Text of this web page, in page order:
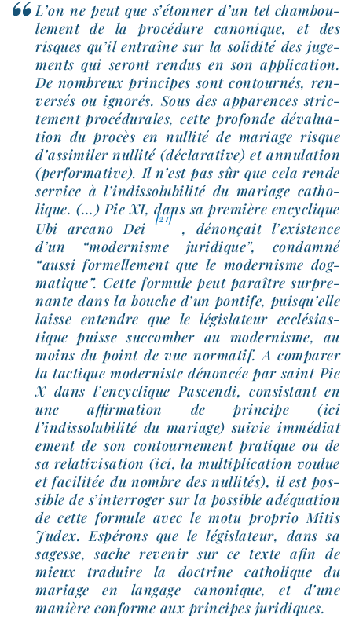
L’on ne peut que s’étonner d’un tel cham­bou­
le­ment de la pro­cé­dure cano­nique, et des
risques qu’il entraîne sur la soli­di­té des juge­
ments qui seront ren­dus en son appli­ca­tion.
De nom­breux prin­cipes sont contour­nés, ren­
ver­sés ou igno­rés. Sous des appa­rences stric­
te­ment pro­cé­du­rales, cette pro­fonde déva­lua­
tion du pro­cès en nul­li­té de mariage risque
d’assimiler nul­li­té (décla­ra­tive) et annu­la­tion
(per­for­ma­tive). Il n’est pas sûr que cela rende
ser­vice à l’indissolubilité du mariage catho­
lique. (…) Pie XI, dans sa pre­mière ency­clique
Ubi arca­no Dei
[21]
, dénon­çait l’existence
d’un “moder­nisme juri­dique”, condam­né
“aus­si for­mel­le­ment que le moder­nisme dog­
ma­tique”. Cette for­mule peut paraître sur­pre­
nante dans la bouche d’un pon­tife, puisqu’elle
laisse entendre que le légis­la­teur ecclé­sias­
tique puisse suc­com­ber au moder­nisme, au
moins du point de vue nor­ma­tif. A com­pa­rer
la tac­tique moder­niste dénon­cée par saint Pie
X dans l’encyclique Pascendi, consis­tant en
une affir­ma­tion de prin­cipe (ici
l’indissolubilité du mariage) sui­vie immé­dia­t
e­ment de son contour­ne­ment pra­tique ou de
sa rela­ti­vi­sa­tion (ici, la mul­ti­pli­ca­tion vou­lue
et faci­li­tée du nombre des nul­li­tés), il est pos­
sible de s’interroger sur la pos­sible adé­qua­tion
de cette for­mule avec le motu pro­prio Mitis
Judex. Espérons que le légis­la­teur, dans sa
sagesse, sache reve­nir sur ce texte afin de
mieux tra­duire la doc­trine catho­lique du
mariage en lan­gage cano­nique, et d’une
manière conforme aux prin­cipes juridiques.